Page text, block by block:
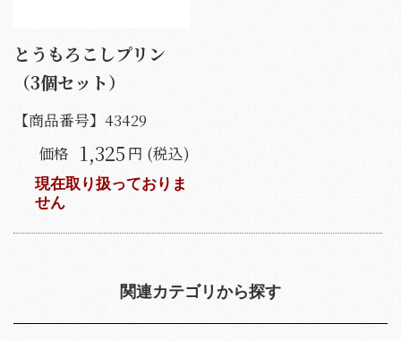
とうもろこしプリン
（3個セット）
【商品番号】 43429
価格 1,325 円 (税込)
現在取り扱っておりま
せん
関連カテゴリから探す